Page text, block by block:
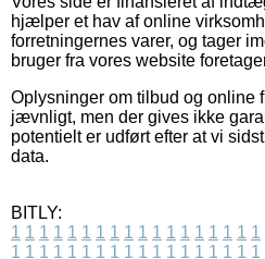
hjælper et hav af online
forretningernes varer, og tager
bruger fra vores website
Oplysninger om tilbud og online
jævnligt, men der gives ikke
potentielt er udført efter at vi
data.
BITLY:
1 1 1 1 1 1 1 1 1 1 1 1 1 1 1 1 1 1
1 1 1 1 1 1 1 1 1 1 1 1 1 1 1 1 1 1